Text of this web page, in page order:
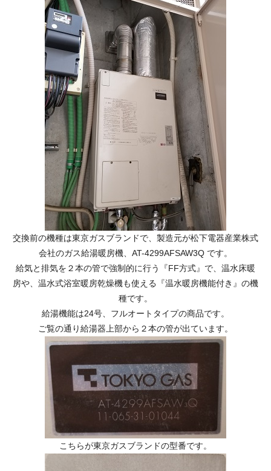
交換前の機種は東京ガスブランドで、製造元が松下電器産業株式
会社のガス給湯暖房機、AT-4299AFSAW3Q です。
給気と排気を２本の管で強制的に行う『FF方式』で、温水床暖
房や、温水式浴室暖房乾燥機も使える『温水暖房機能付き』の機
種です。
給湯機能は24号、フルオートタイプの商品です。
ご覧の通り給湯器上部から２本の管が出ています。
こちらが東京ガスブランドの型番です。